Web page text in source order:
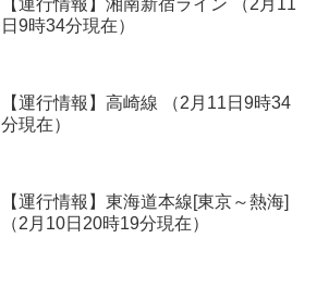
日9時34分現在）
【運行情報】高崎線 （2月11日9時34
分現在）
【運行情報】東海道本線[東京～熱海]
（2月10日20時19分現在）